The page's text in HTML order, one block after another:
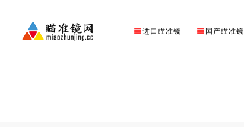
进口瞄准镜 国产瞄准镜